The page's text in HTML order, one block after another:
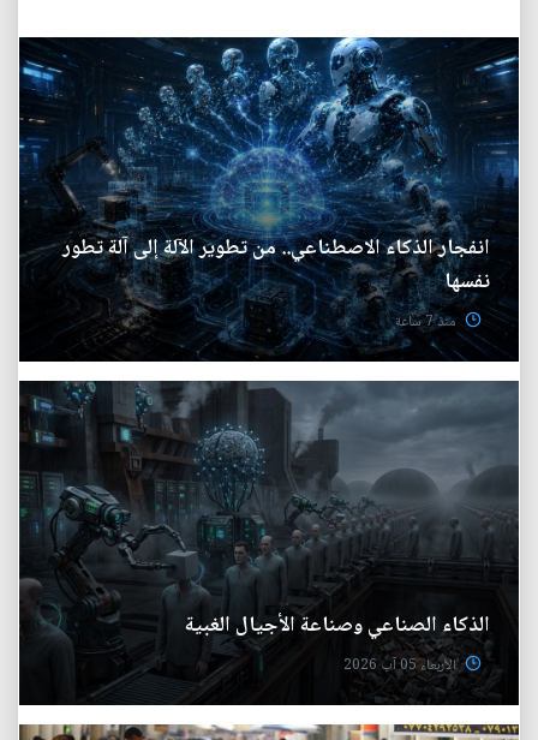
انفجار الذكاء الاصطناعي.. من تطوير الآلة إلى آلة تطور
نفسها
منذ 7 ساعة
الذكاء الصناعي وصناعة الأجيال الغبية
الأربعاء 05 آب 2026